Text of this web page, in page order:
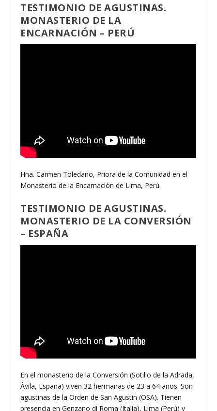
TESTIMONIO DE AGUSTINAS.
MONASTERIO DE LA
ENCARNACIÓN – PERÚ
Hna. Carmen Toledano, Priora de la Comunidad en el
Monasterio de la Encarnación de Lima, Perú.
TESTIMONIO DE AGUSTINAS.
MONASTERIO DE LA CONVERSIÓN
– ESPAÑA
En el monasterio de la Conversión (Sotillo de la Adrada,
Ávila, España) viven 32 hermanas de 23 a 64 años. Son
agustinas de la Orden de San Agustín (OSA). Tienen
presencia en Genzano di Roma (Italia), Lima (Perú) y